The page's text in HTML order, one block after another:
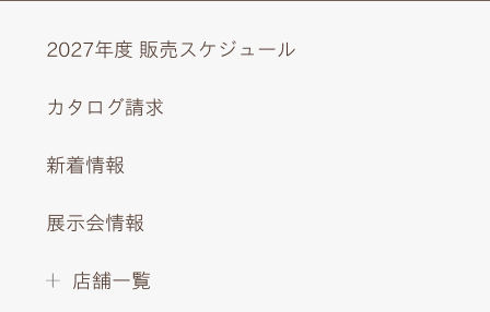
2027年度 販売スケジュール
カタログ請求
新着情報
展示会情報
店舗一覧